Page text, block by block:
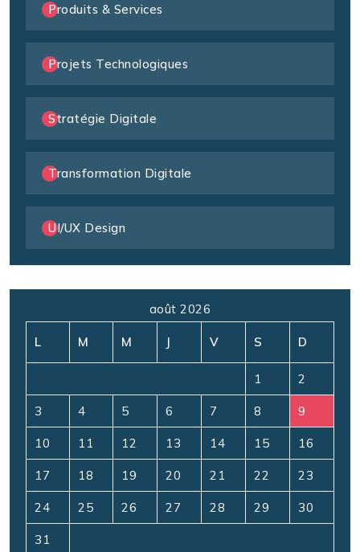
Produits & Services
Projets Technologiques
Stratégie Digitale
Transformation Digitale
UI/UX Design
août 2026
L M M J V S D
1 2
3 4 5 6 7 8 9
10 11 12 13 14 15 16
17 18 19 20 21 22 23
24 25 26 27 28 29 30
31